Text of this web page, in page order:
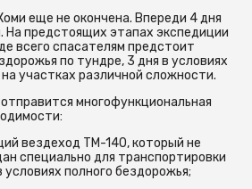
еще не окончена. Впереди 4 дня
На предстоящих этапах экспедиции
всего спасателям предстоит
по тундре, 3 дня в условиях
участках различной сложности.
многофункциональная
вездеход ТМ-140, который не
специально для транспортировки
полного бездорожья;